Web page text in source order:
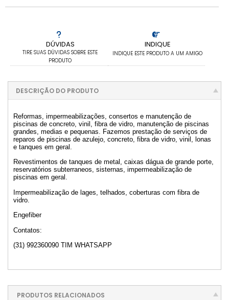
DÚVIDAS
TIRE SUAS DÚVIDAS SOBRE ESTE
PRODUTO
INDIQUE
INDIQUE ESTE PRODUTO A UM AMIGO
DESCRIÇÃO DO PRODUTO
Reformas, impermeabilizações, consertos e manutenção de
piscinas de concreto, vinil, fibra de vidro, manutenção de piscinas
grandes, medias e pequenas. Fazemos prestação de serviços de
reparos de piscinas de azulejo, concreto, fibra de vidro, vinil, lonas
e tanques em geral.
Revestimentos de tanques de metal, caixas dágua de grande porte,
reservatórios subterraneos, sisternas, impermeabilização de
piscinas em geral.
Impermeabilização de lages, telhados, coberturas com fibra de
vidro.
Engefiber
Contatos:
(31) 992360090 TIM WHATSAPP
PRODUTOS RELACIONADOS